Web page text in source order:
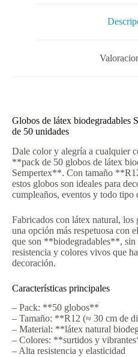
Globos de látex biodegradables
de 50 unidades
Dale color y alegría a cualquier
**pack de 50 globos de látex
Sempertex**. Con tamaño
estos globos son ideales para
cumpleaños, eventos y todo tipo
Fabricados con látex natural, los
una opción más respetuosa con
que son **biodegradables**, sin
resistencia y colores vivos que
decoración.
Características principales
– Pack: **50 globos**
– Tamaño: **R12 (≈ 30 cm de
– Material: **látex natural
– Colores: **surtidos y
– Alta resistencia y elasticidad